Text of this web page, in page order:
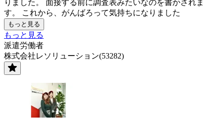
りました。 面接する前に調査表みたいなのを書かされま
す。 これから、がんばろって気持ちになりました
もっと見る
もっと見る
派遣労働者
株式会社レソリューション(53282)